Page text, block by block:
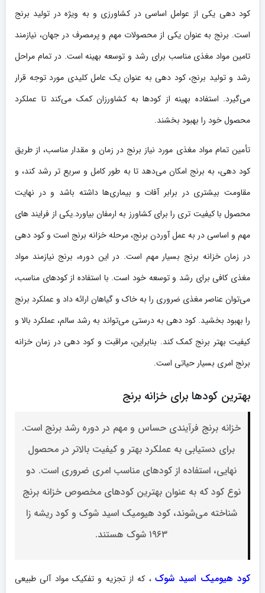
کود دهی یکی از عوامل اساسی در کشاورزی و به ویژه در تولید برنج
است. برنج به عنوان یکی از محصولات مهم و پرمصرف در جهان، نیازمند
تامین مواد مغذی مناسب برای رشد و توسعه بهینه است. در تمام مراحل
رشد و تولید برنج، کود دهی به عنوان یک عامل کلیدی مورد توجه قرار
می‌گیرد. استفاده بهینه از کودها به کشاورزان کمک می‌کند تا عملکرد
محصول خود را بهبود بخشند.
تأمین تمام مواد مغذی مورد نیاز برنج در زمان و مقدار مناسب، از طریق
کود دهی، به برنج امکان می‌دهد تا به طور کامل و سریع تر رشد کند، و
مقاومت بیشتری در برابر آفات و بیماری‌ها داشته باشد و در نهایت
محصول با کیفیت تری را برای کشاورز به ارمفان بیاورد.یکی از فرایند های
مهم و اساسی در به عمل آوردن برنج، مرحله خزانه برنج است و کود دهی
در زمان خزانه برنج بسیار مهم است. در این دوره، برنج نیازمند مواد
مغذی کافی برای رشد و توسعه خود است. با استفاده از کودهای مناسب،
می‌توان عناصر مغذی ضروری را به خاک و گیاهان ارائه داد و عملکرد برنج
را بهبود بخشید. کود دهی به درستی می‌تواند به رشد سالم، عملکرد بالا و
کیفیت بهتر برنج کمک کند. بنابراین، مراقبت و کود دهی در زمان خزانه
برنج امری بسیار حیاتی است.
بهترین کودها برای خزانه برنج
خزانه برنج فرآیندی حساس و مهم در دوره رشد برنج است.
برای دستیابی به عملکرد بهتر و کیفیت بالاتر در محصول
نهایی، استفاده از کودهای مناسب امری ضروری است. دو
نوع کود که به عنوان بهترین کودهای مخصوص خزانه برنج
شناخته می‌شوند، کود هیومیک اسید شوک و کود ریشه زا
۱۹۶۳ شوک هستند.
کود هیومیک اسید شوک ، که از تجزیه و تفکیک مواد آلی طبیعی